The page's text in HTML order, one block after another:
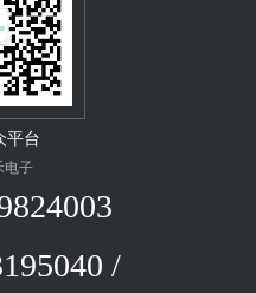
平台
电子
/